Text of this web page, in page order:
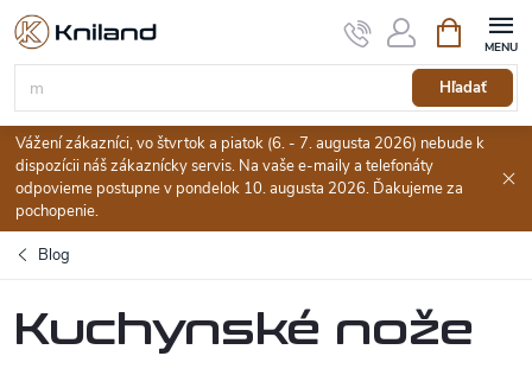
Prejsť
na
obsah
Hľadať
košík
Vážení zákazníci, vo štvrtok a piatok (6. - 7. augusta 2026) nebude k
dispozícii náš zákaznícky servis. Na vaše e-maily a telefonáty
odpovieme postupne v pondelok 10. augusta 2026. Ďakujeme za
pochopenie.
Blog
Kuchynské nože